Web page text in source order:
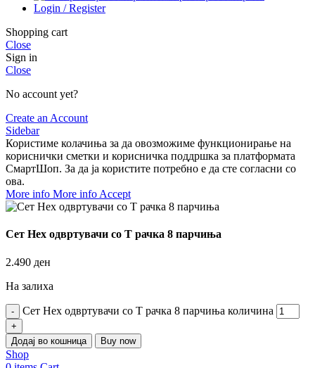
Login / Register
Shopping cart
Close
Sign in
Close
No account yet?
Create an Account
Sidebar
Користиме колачиња за да овозможиме функционирање на
кориснички сметки и корисничка поддршка за платформата
СмартШоп. За да ја користите потребно е да сте согласни со
ова.
More info More info Accept
Сет Hex одвртувачи со Т рачка 8 парчиња
2.490 ден
На залиха
Сет Hex одвртувачи со Т рачка 8 парчиња количина
Додај во кошница Buy now
Shop